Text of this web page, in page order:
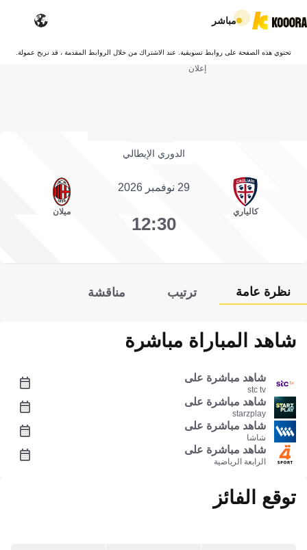
مباشر
تحتوي هذه الصفحة على روابط تسويقية. عند الاشتراك من خلال الروابط المقدمة ، قد نربح عمولة.
إعلان
الدوري الإيطالي
كالياري
29 نوفمبر 2026
12:30
ميلان
نظرة عامة ترتيب مناقشة
شاهد المباراة مباشرة
شاهد مباشرة على
stc tv
شاهد مباشرة على
starzplay
شاهد مباشرة على
شاشا
شاهد مباشرة على
الرابعة الرياضية
توقع الفائز